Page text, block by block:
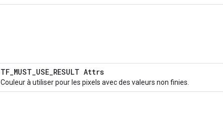
TF_MUST_USE_RESULT Attrs
Couleur à utiliser pour les pixels avec des valeurs non finies.